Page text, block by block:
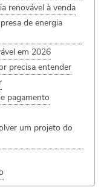
renovável à venda
de energia
em 2026
precisa entender
pagamento
um projeto do